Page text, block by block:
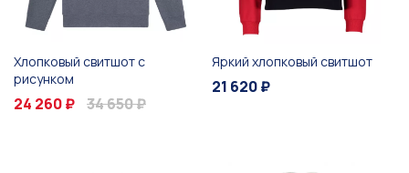
Хлопковый свитшот с
рисунком
24 260 ₽ 34 650 ₽
Яркий хлопковый свитшот
21 620 ₽